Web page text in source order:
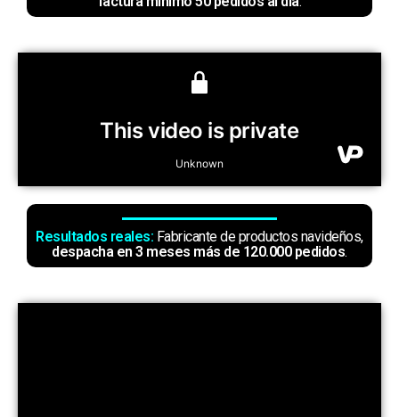
Resultados reales: Fabricante de productos navideños,
despacha en 3 meses más de 120.000 pedidos.